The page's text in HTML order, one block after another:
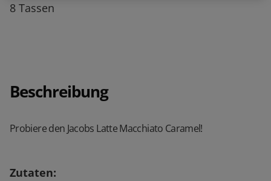
8 Tassen
Beschreibung
Probiere den Jacobs Latte Macchiato Caramel!
Zutaten: